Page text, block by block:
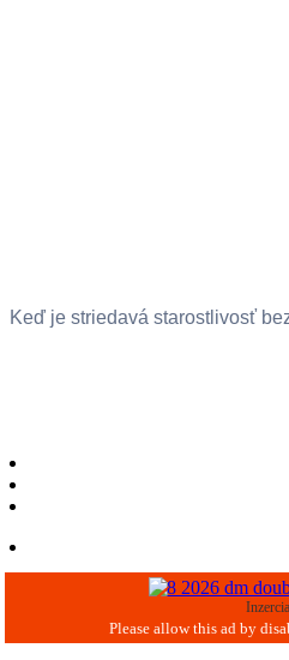
Keď je striedavá starostlivosť
Inzercia